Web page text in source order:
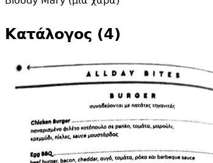
Κατάλογος (4)